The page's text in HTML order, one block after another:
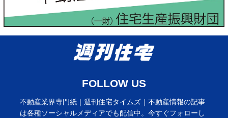
FOLLOW US
不動産業界専門紙｜週刊住宅タイムズ｜不動産情報の記事
は各種ソーシャルメディアでも配信中。今すぐフォローし